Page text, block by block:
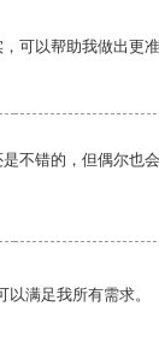
可以帮助我做出更准
不错的，但偶尔也
满足我所有需求。